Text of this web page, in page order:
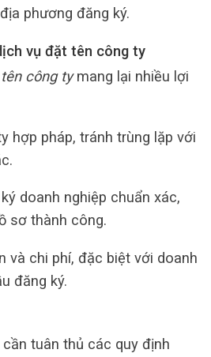
phương đăng ký.
vụ đặt tên công ty
công tymang lại nhiều lợi
hợp pháp, tránh trùng lặp với
doanh nghiệp chuẩn xác,
sơ thành công.
và chi phí, đặc biệt với doanh
đăng ký.
tuân thủ các quy định